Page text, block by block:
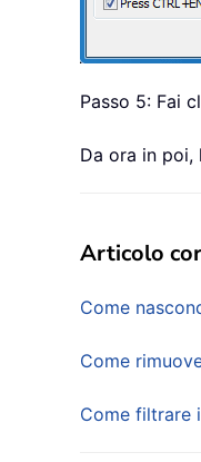
Passo 5: Fai
Da ora in poi,
Articolo
Come
Come
Come filtrare